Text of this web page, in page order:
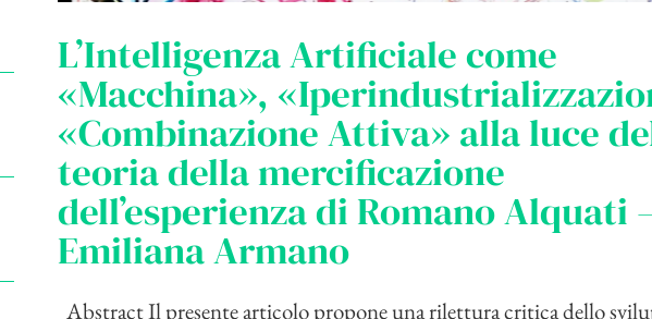
L’Intelligenza Artificiale come
«Macchina»,
«Combinazione Attiva» alla luce
teoria della mercificazione
dell’esperienza di Romano Alquati
Emiliana Armano
Abstract Il presente articolo propone una rilettura critica dello